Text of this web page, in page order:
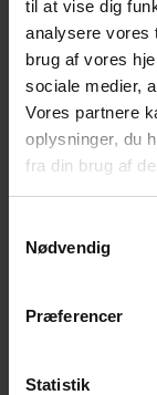
til at vise dig
analysere vores
brug af vores
sociale medier,
Vores partnere
oplysninger, du
fra din brug af
Nødvendig
Præferencer
Statistik
Din